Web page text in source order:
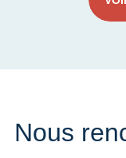
Nous